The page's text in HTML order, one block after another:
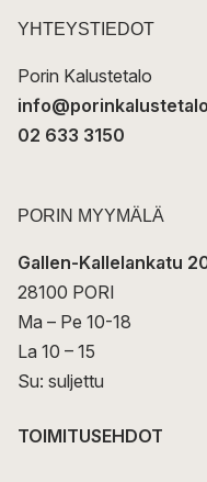
t
YHTEYSTIEDOT
Porin Kalustetalo
02 633 3150
PORIN MYYMÄLÄ
Gallen-Kallelankatu
28100 PORI
Ma – Pe 10-18
La 10 – 15
Su: suljettu
TOIMITUSEHDOT